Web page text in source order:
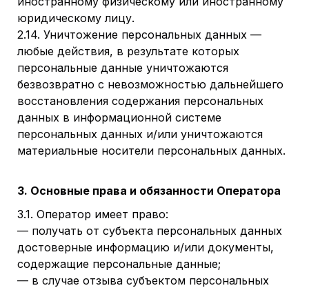
юридическому лицу.
2.14. Уничтожение персональных данных —
любые действия, в результате которых
персональные данные уничтожаются
безвозвратно с невозможностью дальнейшего
восстановления содержания персональных
данных в информационной системе
персональных данных и/или уничтожаются
материальные носители персональных данных.
3. Основные права и обязанности Оператора
3.1. Оператор имеет право:
— получать от субъекта персональных данных
достоверные информацию и/или документы,
содержащие персональные данные;
— в случае отзыва субъектом персональных